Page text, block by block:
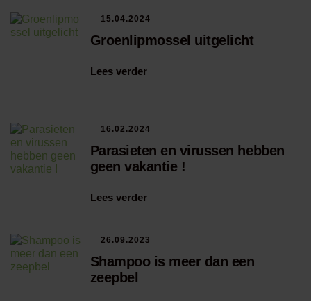
15.04.2024
Groenlipmossel uitgelicht
Lees verder
16.02.2024
Parasieten en virussen hebben
geen vakantie !
Lees verder
26.09.2023
Shampoo is meer dan een
zeepbel